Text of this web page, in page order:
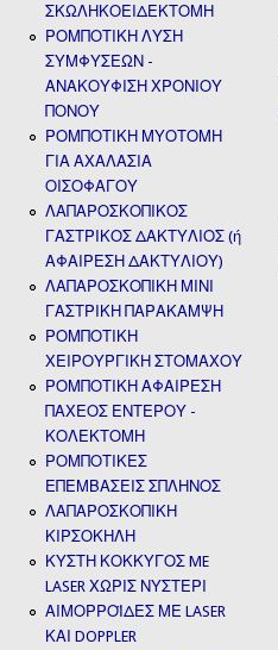
ΣΚΩΛΗΚΟΕΙΔΕΚΤΟΜΗ
ΡΟΜΠΟΤΙΚΗ ΛΥΣΗ
ΣΥΜΦΥΣΕΩΝ -
ΑΝΑΚΟΥΦΙΣΗ ΧΡΟΝΙΟΥ
ΠΟΝΟΥ
ΡΟΜΠΟΤΙΚΗ ΜΥΟΤΟΜΗ
ΓΙΑ ΑΧΑΛΑΣΙΑ
ΟΙΣΟΦΑΓΟΥ
ΛΑΠΑΡΟΣΚΟΠΙΚΟΣ
ΓΑΣΤΡΙΚΟΣ ΔΑΚΤΥΛΙΟΣ (ή
ΑΦΑΙΡΕΣΗ ΔΑΚΤΥΛΙΟΥ)
ΛΑΠΑΡΟΣΚΟΠΙΚΗ ΜΙΝΙ
ΓΑΣΤΡΙΚΗ ΠΑΡΑΚΑΜΨΗ
ΡΟΜΠΟΤΙΚΗ
ΧΕΙΡΟΥΡΓΙΚΗ ΣΤΟΜΑΧΟΥ
ΡΟΜΠΟΤΙΚΗ ΑΦΑΙΡΕΣΗ
ΠΑΧΕΟΣ ΕΝΤΕΡΟΥ -
ΚΟΛΕΚΤΟΜΗ
ΡΟΜΠΟΤΙΚΕΣ
ΕΠΕΜΒΑΣΕΙΣ ΣΠΛΗΝΟΣ
ΛΑΠΑΡΟΣΚΟΠΙΚΗ
ΚΙΡΣΟΚΗΛΗ
ΚΥΣΤΗ ΚΟΚΚΥΓΟΣ ME
LASER ΧΩΡΙΣ ΝΥΣΤΕΡΙ
ΑΙΜΟΡΡΟΪΔΕΣ ΜΕ LASER
ΚΑΙ DOPPLER